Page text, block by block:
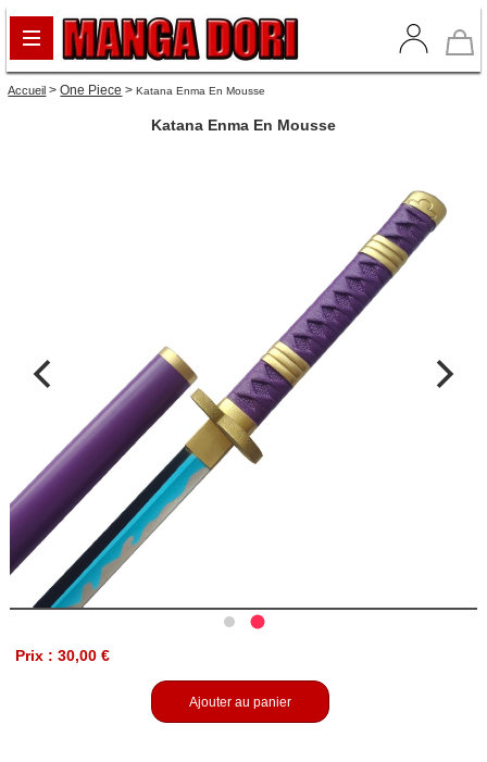
Accueil >One Piece >Katana Enma En Mousse
Katana Enma En Mousse
Prix : 30,00 €
Ajouter au panier